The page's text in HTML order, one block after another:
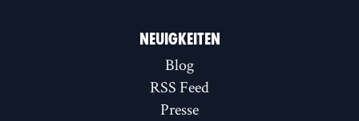
NEUIGKEITEN
Blog
RSS Feed
Presse